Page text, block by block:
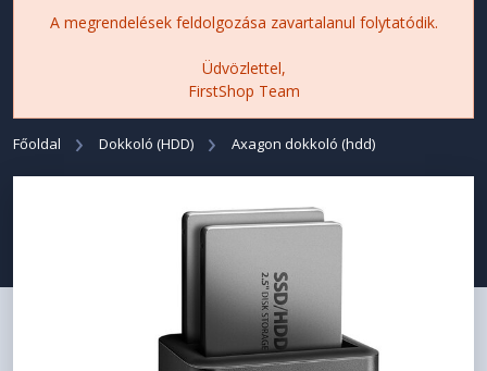
A megrendelések feldolgozása zavartalanul folytatódik.
Üdvözlettel,
FirstShop Team
Főoldal Dokkoló (HDD) Axagon dokkoló (hdd)